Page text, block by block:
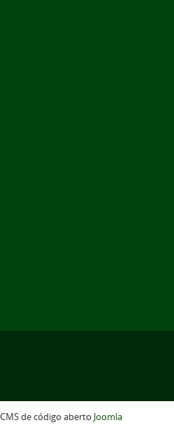
de código aberto Joomla